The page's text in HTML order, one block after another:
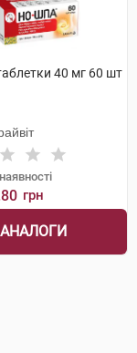
40 мг 60 шт
грн
АНАЛОГИ